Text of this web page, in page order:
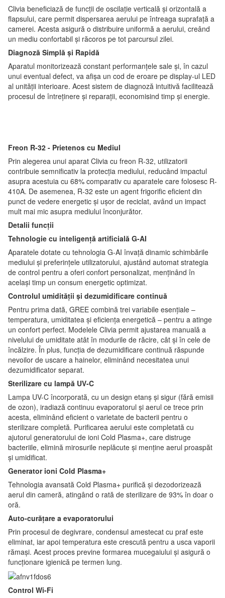
Clivia beneficiază de funcții de oscilație verticală și orizontală a
flapsului, care permit dispersarea aerului pe întreaga suprafață a
camerei. Acesta asigură o distribuire uniformă a aerului, creând
un mediu confortabil și răcoros pe tot parcursul zilei.
Diagnoză Simplă și Rapidă
Aparatul monitorizează constant performanțele sale și, în cazul
unui eventual defect, va afișa un cod de eroare pe display-ul LED
al unității interioare. Acest sistem de diagnoză intuitivă facilitează
procesul de întreținere și reparații, economisind timp și energie.
Freon R-32 - Prietenos cu Mediul
Prin alegerea unui aparat Clivia cu freon R-32, utilizatorii
contribuie semnificativ la protecția mediului, reducând impactul
asupra acestuia cu 68% comparativ cu aparatele care folosesc R-
410A. De asemenea, R-32 este un agent frigorific eficient din
punct de vedere energetic și ușor de reciclat, având un impact
mult mai mic asupra mediului înconjurător.
Detalii funcții
Tehnologie cu inteligență artificială G-AI
Aparatele dotate cu tehnologia G-AI învață dinamic schimbările
mediului și preferințele utilizatorului, ajustând automat strategia
de control pentru a oferi confort personalizat, menținând în
același timp un consum energetic optimizat.
Controlul umidității și dezumidificare continuă
Pentru prima dată, GREE combină trei variabile esențiale –
temperatura, umiditatea și eficiența energetică – pentru a atinge
un confort perfect. Modelele Clivia permit ajustarea manuală a
nivelului de umiditate atât în modurile de răcire, cât și în cele de
încălzire. În plus, funcția de dezumidificare continuă răspunde
nevoilor de uscare a hainelor, eliminând necesitatea unui
dezumidificator separat.
Sterilizare cu lampă UV-C
Lampa UV-C încorporată, cu un design etanș și sigur (fără emisii
de ozon), iradiază continuu evaporatorul și aerul ce trece prin
acesta, eliminând eficient o varietate de bacterii pentru o
sterilizare completă. Purificarea aerului este completată cu
ajutorul generatorului de ioni Cold Plasma+, care distruge
bacteriile, elimină mirosurile neplăcute și menține aerul proaspăt
și umidificat.
Generator ioni Cold Plasma+
Tehnologia avansată Cold Plasma+ purifică și dezodorizează
aerul din cameră, atingând o rată de sterilizare de 93% în doar o
oră.
Auto-curățare a evaporatorului
Prin procesul de degivrare, condensul amestecat cu praf este
eliminat, iar apoi temperatura este crescută pentru a usca vaporii
rămași. Acest proces previne formarea mucegaiului și asigură o
funcționare igienică pe termen lung.
Control Wi-Fi